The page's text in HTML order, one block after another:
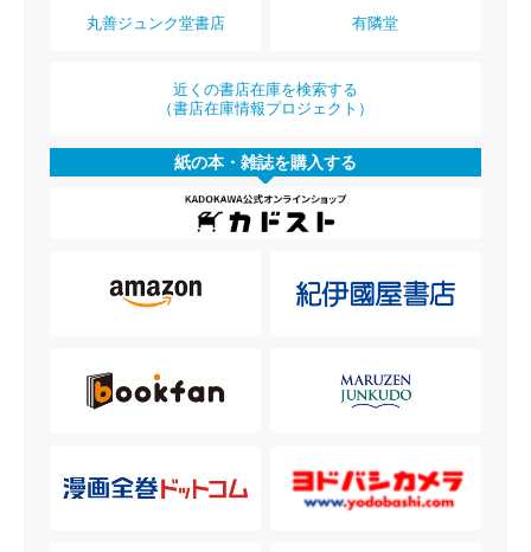
丸善ジュンク堂書店 有隣堂
近くの書店在庫を検索する
（書店在庫情報プロジェクト）
紙の本・雑誌を購入する